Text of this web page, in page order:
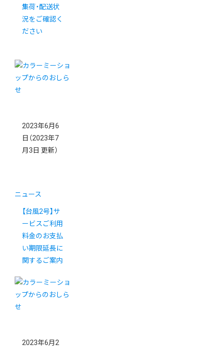
集荷・配送状
況をご確認く
ださい
2023年6月6
日 （2023年7
月3日 更新）
ニュース
【台風2号】サ
ービスご利用
料金のお支払
い期限延長に
関するご案内
2023年6月2